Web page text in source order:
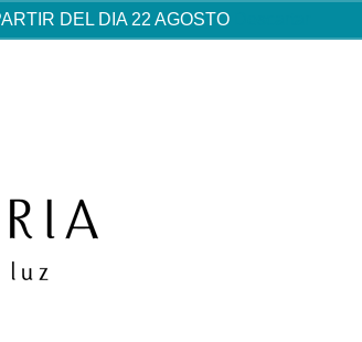
DEL DIA 22 AGOSTO